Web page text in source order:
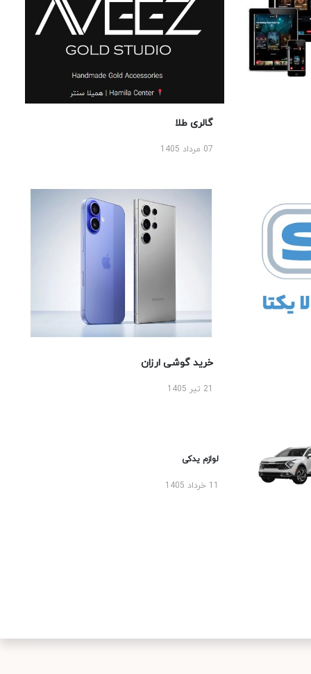
گالری طلا
07 مرداد 1405
خرید گوشی ارزان
لوازم یدکی